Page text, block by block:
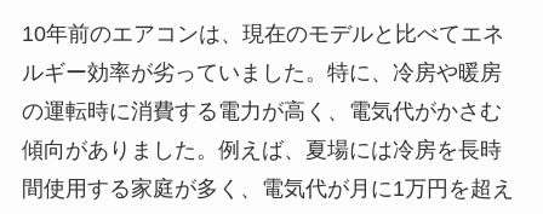
10年前のエアコンは、現在のモデルと比べてエネ
ルギー効率が劣っていました。特に、冷房や暖房
の運転時に消費する電力が高く、電気代がかさむ
傾向がありました。例えば、夏場には冷房を長時
間使用する家庭が多く、電気代が月に1万円を超え